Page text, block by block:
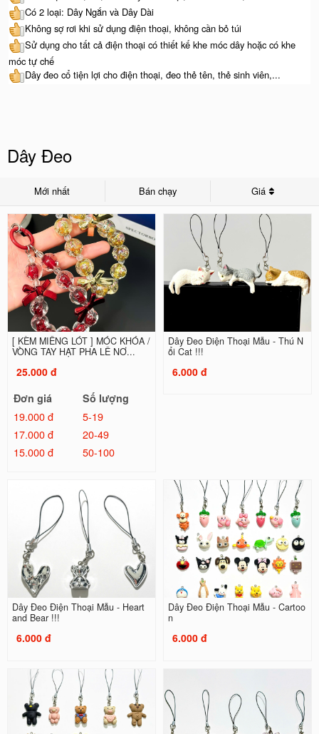
Có 2 loại: Dây Ngắn và Dây Dài
Không sợ rơi khi sử dụng điện thoại, không cần bỏ túi
Sử dụng cho tất cả điện thoại có thiết kế khe móc dây hoặc có khe
móc tự chế
Dây đeo cổ tiện lợi cho điện thoại, đeo thẻ tên, thẻ sinh viên,...
Dây Đeo
Mới nhất Bán chạy Giá
[ KÈM MIẾNG LÓT ] MÓC KHÓA /
VÒNG TAY HẠT PHA LÊ NƠ...
25.000 đ
Đơn giá
Số lượng
19.000 đ
5-19
17.000 đ
20-49
15.000 đ
50-100
Dây Đeo Điện Thoại Mẫu - Thú N
ổi Cat !!!
6.000 đ
Dây Đeo Điện Thoại Mẫu - Heart
and Bear !!!
6.000 đ
Dây Đeo Điện Thoại Mẫu - Cartoo
n
6.000 đ